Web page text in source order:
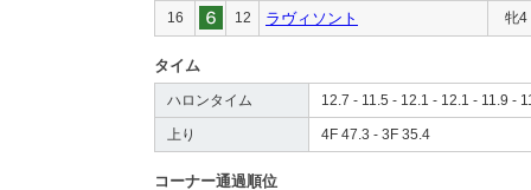
16 12 ラヴィソント 牝4
タイム
ハロンタイム 12.7 - 11.5 - 12.1 - 12.1 - 11.9 -
上り 4F 47.3 - 3F 35.4
コーナー通過順位